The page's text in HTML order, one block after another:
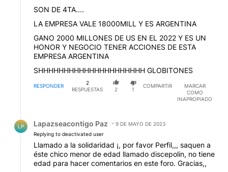
SON DE 4TA....
LA EMPRESA VALE 18000MILL Y ES ARGENTINA
GANO 2000 MILLONES DE US EN EL 2022 Y ES UN
HONOR Y NEGOCIO TENER ACCIONES DE ESTA
EMPRESA ARGENTINA
SHHHHHHHHHHHHHHHHHHHHH GLOBITONES
RESPONDER
2
RESPUESTAS
2 1
COMPARTIR
MARCAR
COMO
INAPROPIADO
LP Lapazseacontigo Paz
9 DE MAYO DE 2023
Replying to deactivated user
Llamado a la solidaridad ¡, por favor Perfil,,, saquen a
éste chico menor de edad llamado discepolin, no tiene
edad para hacer comentarios en este foro. Gracias,,